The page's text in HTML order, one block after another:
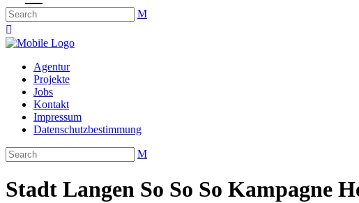
Agentur
Projekte
Jobs
Kontakt
Impressum
Datenschutzbestimmung
Stadt Langen So So So Kampagne